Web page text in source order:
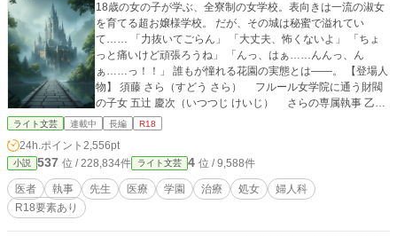
18歳の女の子が学ぶ、全寮制の女学校。表向きは一流の淑女
を育てる超お嬢様学校。 だが、その城は秘蜜で溢れてい
て…… 「力抜いてごらん」 「大丈夫、怖くないよ」 「ちょ
っと痛いけど頑張ろうね」 「んっ、はぁ……んんっ、ん
ぁ……っ！！」 誰もが憧れる花園の実態とは——。 【登場人
物】 須藤 さら（すどう さら） フルール女学院に通う財閥
の子女 五辻 慶次（いつつじ けいじ） さらの専属執事 乙倉
悠一（おとくら ゆういち） フルール女学院の校医 相沢 雅
ライト文芸 連載中 長編 R18
24h.ポイント 2,556pt
小説 537 位 / 228,834件 ライト文芸 4 位 / 9,588件
医者 執事 先生 医療 学園 治療 処女
婦人科
R18要素あり